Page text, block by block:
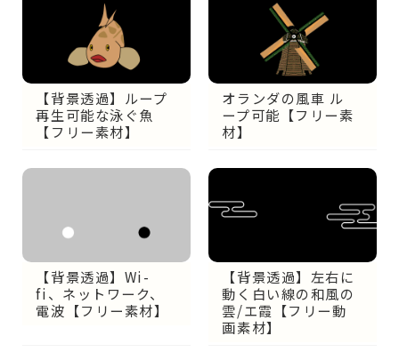
【背景透過】ループ
再生可能な泳ぐ魚
【フリー素材】
オランダの風車 ル
ープ可能【フリー素
材】
【背景透過】Wi-
fi、ネットワーク、
電波【フリー素材】
【背景透過】左右に
動く白い線の和風の
雲/エ霞【フリー動
画素材】